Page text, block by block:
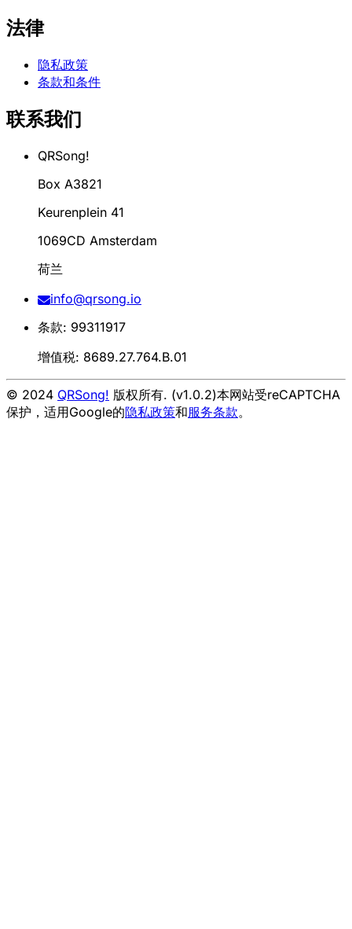
法律
隐私政策
条款和条件
联系我们
QRSong!
Box A3821
Keurenplein 41
1069CD Amsterdam
荷兰
info@qrsong.io
条款: 99311917
增值税: 8689.27.764.B.01
© 2024 QRSong! 版权所有. (v1.0.2)本网站受reCAPTCHA
保护，适用Google的隐私政策和服务条款。